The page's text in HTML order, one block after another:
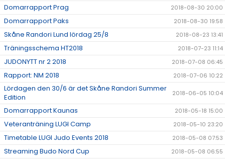
Domarrapport Prag 2018-08-30 20:00
Domarrapport Paks 2018-08-30 19:58
Skåne Randori Lund lördag 25/8 2018-08-23 13:41
Träningsschema HT2018 2018-07-23 11:14
JUDONYTT nr 2 2018 2018-07-08 06:45
Rapport: NM 2018 2018-07-06 10:22
Lördagen den 30/6 är det Skåne Randori Summer
Edition
2018-06-05 10:04
Domarrapport Kaunas 2018-05-18 15:00
Veteranträning LUGI Camp 2018-05-10 23:20
Timetable LUGI Judo Events 2018 2018-05-08 07:53
Streaming Budo Nord Cup 2018-05-08 06:55